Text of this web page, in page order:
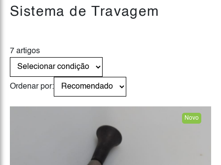
Sistema de Travagem
7 artigos
Ordenar por:
Novo